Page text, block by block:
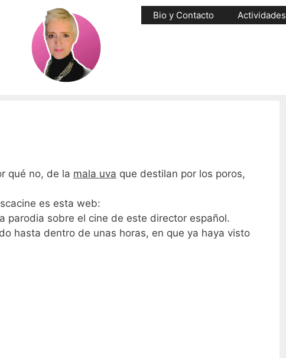
Bio y Contacto Actividades
qué no, de la mala uva que destilan por los poros,
es esta web:
parodia sobre el cine de este director español.
hasta dentro de unas horas, en que ya haya visto